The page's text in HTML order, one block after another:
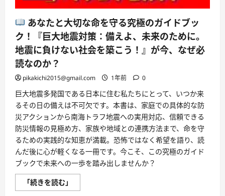
あなたと大切な命を守る究極のガイドブッ
ク！『巨大地震対策：備えよ、未来のために。
地震に負けない社会を築こう！』が今、なぜ必
読なのか？
pikakichi2015@gmail.com 1年前 0
巨大地震多発国である日本に住む私たちにとって、いつか来
るその日の備えは不可欠です。本書は、家庭での具体的な防
災アクションから南海トラフ地震への実用対応、信頼できる
防災情報の見極め方、家族や地域との連携方法まで、命を守
るための実践的な知恵が満載。恐怖ではなく希望を語り、読
んだ後に心が軽くなる一冊です。今こそ、この究極のガイド
ブックで未来への一歩を踏み出しませんか？
「続きを読む」
あ